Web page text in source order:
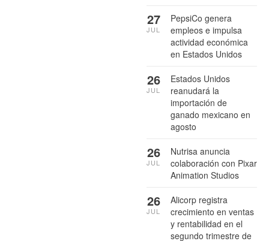
PepsiCo genera
empleos e impulsa
actividad económica
en Estados Unidos
27
JUL
Estados Unidos
reanudará la
importación de
ganado mexicano en
agosto
26
JUL
Nutrisa anuncia
colaboración con Pixar
Animation Studios
26
JUL
Alicorp registra
crecimiento en ventas
y rentabilidad en el
segundo trimestre de
26
JUL